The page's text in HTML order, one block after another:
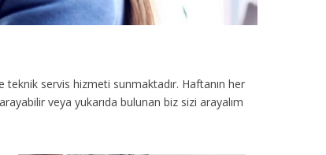
teknik servis hizmeti sunmaktadır. Haftanın her
veya yukarıda bulunan biz sizi arayalım